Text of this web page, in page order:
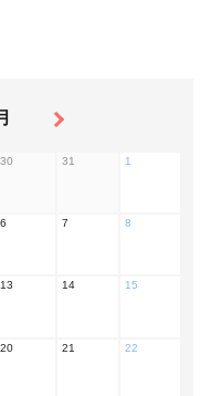
30 31 1
6 7 8
13 14 15
20 21 22